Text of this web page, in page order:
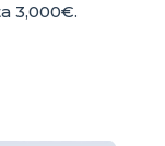
3,000€.